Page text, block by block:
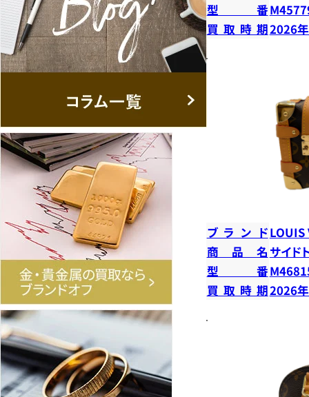
型番
買取時期2026
ブランドLOUIS
商品名 サイド
型番
買取時期2026